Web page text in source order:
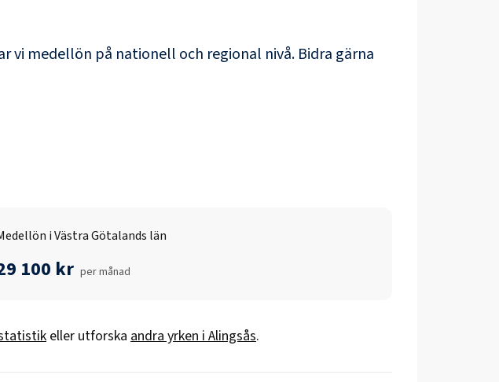
vi medellön på nationell och regional nivå. Bidra gärna
i Västra Götalands län
100 kr per månad
eller utforska andra yrken iAlingsås.